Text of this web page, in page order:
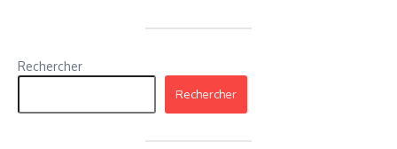
Rechercher
Rechercher